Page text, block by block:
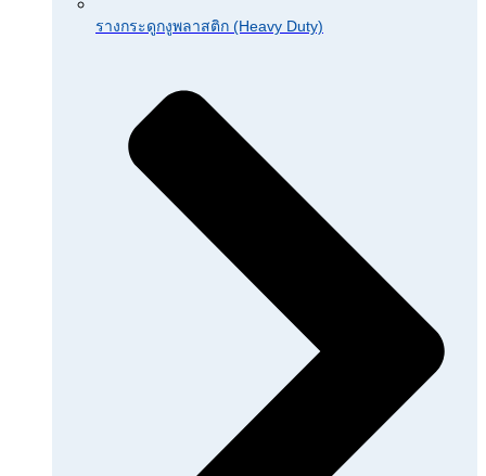
รางกระดูกงูพลาสติก (Heavy Duty)